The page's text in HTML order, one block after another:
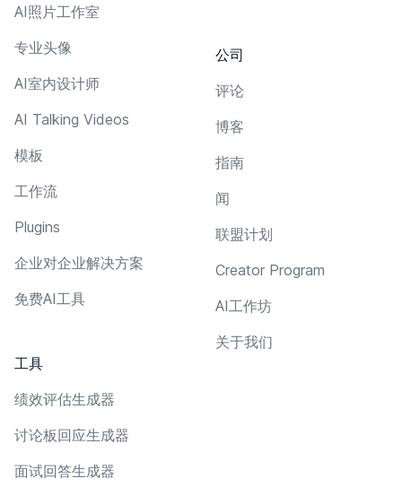
AI照片工作室
专业头像
AI室内设计师
AI Talking Videos
模板
工作流
Plugins
企业对企业解决方案
免费AI工具
工具
绩效评估生成器
讨论板回应生成器
面试回答生成器
公司
评论
博客
指南
闻
联盟计划
Creator Program
AI工作坊
关于我们